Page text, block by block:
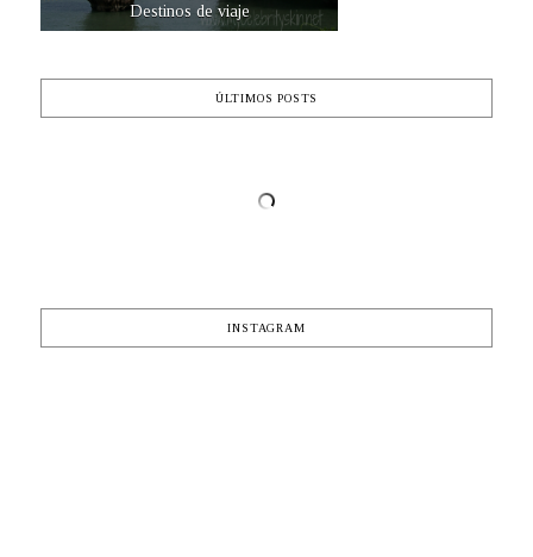
Destinos de viaje
ÚLTIMOS POSTS
INSTAGRAM